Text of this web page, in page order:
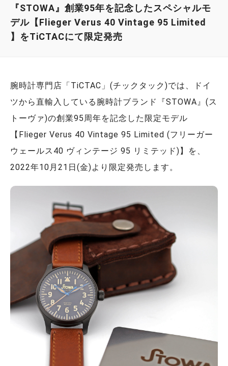
『STOWA』創業95年を記念したスペシャルモ
デル【Flieger Verus 40 Vintage 95 Limited
】をTiCTACにて限定発売
腕時計専門店「TiCTAC」(チックタック)では、ドイ
ツから直輸入している腕時計ブランド『STOWA』(ス
トーヴァ)の創業95周年を記念した限定モデル
【Flieger Verus 40 Vintage 95 Limited (フリーガー
ウェールス40 ヴィンテージ 95 リミテッド)】を、
2022年10月21日(金)より限定発売します。